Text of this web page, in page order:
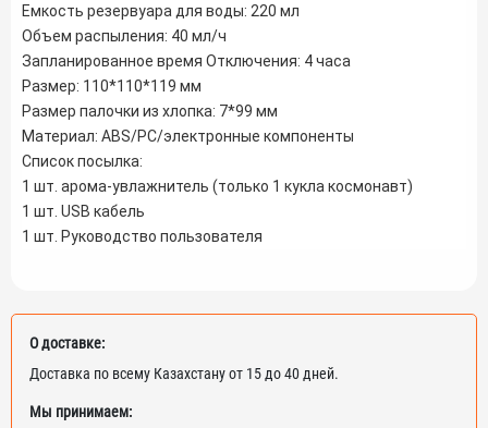
Емкость резервуара для воды: 220 мл
Объем распыления: 40 мл/ч
Запланированное время Отключения: 4 часа
Размер: 110*110*119 мм
Размер палочки из хлопка: 7*99 мм
Материал: ABS/PC/электронные компоненты
Список посылка:
1 шт. арома-увлажнитель (только 1 кукла космонавт)
1 шт. USB кабель
1 шт. Руководство пользователя
О доставке:
Доставка по всему Казахстану от 15 до 40 дней.
Мы принимаем: